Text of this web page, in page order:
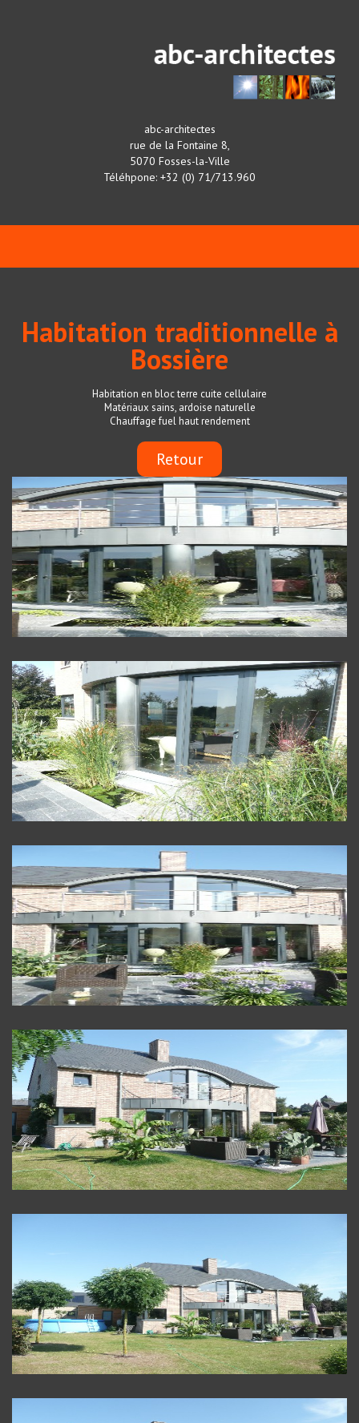
abc-architectes
rue de la Fontaine 8,
5070 Fosses-la-Ville
Téléhpone: +32 (0) 71/713.960
Habitation traditionnelle à
Bossière
Habitation en bloc terre cuite cellulaire
Matériaux sains, ardoise naturelle
Chauffage fuel haut rendement
Retour